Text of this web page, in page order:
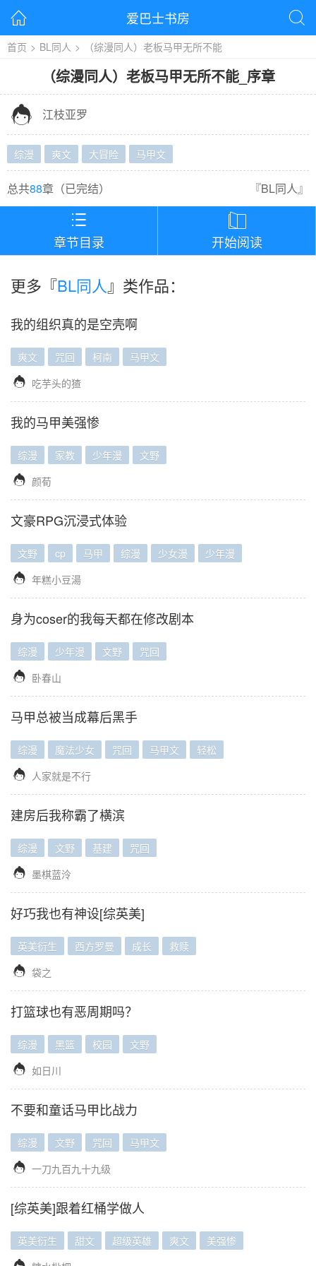
 爱巴士书房 
首页 > BL同人 > （综漫同人）老板马甲无所不能
（综漫同人）老板马甲无所不能_ 序章
 江枝亚罗
综漫 爽文 大冒险 马甲文
总共88章（已完结） 『BL同人』

章节目录

开始阅读
更多『BL同人 』类作品：
我的组织真的是空壳啊
爽文 咒回 柯南 马甲文
 吃芋头的猹
我的马甲美强惨
综漫 家教 少年漫 文野
 颜荀
文豪RPG沉浸式体验
文野 cp 马甲 综漫 少女漫 少年漫
 年糕小豆湯
身为coser的我每天都在修改剧本
综漫 少年漫 文野 咒回
 卧春山
马甲总被当成幕后黑手
综漫 魔法少女 咒回 马甲文 轻松
 人家就是不行
建房后我称霸了横滨
综漫 文野 基建 咒回
 墨棋蓝泠
好巧我也有神设[综英美]
英美衍生 西方罗曼 成长 救赎
 袋之
打篮球也有恶周期吗？
综漫 黑篮 校园 文野
 如日川
不要和童话马甲比战力
综漫 文野 咒回 马甲文
 一刀九百九十九级
[综英美]跟着红桶学做人
英美衍生 甜文 超级英雄 爽文 美强惨